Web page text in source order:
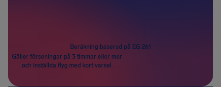
Beräkning baserad på EG 261
Gäller förseningar på 3 timmar eller mer
och inställda flyg med kort varsel.